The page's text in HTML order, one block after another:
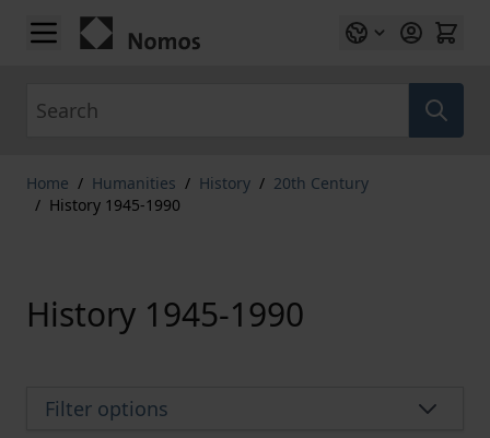
Skip to Content
Home / Humanities / History / 20th Century
/ History 1945-1990
History 1945-1990
Filter options